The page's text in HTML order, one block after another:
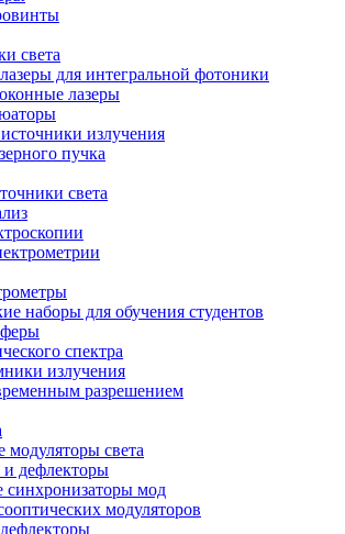
света
для интегральной фотоники
лазеры
излучения
пучка
света
наборы для обучения студентов
спектра
излучения
разрешением
модуляторы света
и дефлекторы
синхронизаторы мод
модуляторов